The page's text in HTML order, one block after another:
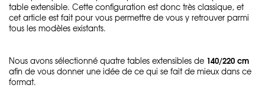
table extensible. Cette configuration est donc très classique, et
cet article est fait pour vous permettre de vous y retrouver parmi
tous les modèles existants.
Nous avons sélectionné quatre tables extensibles de 140/220 cm
afin de vous donner une idée de ce qui se fait de mieux dans ce
format.